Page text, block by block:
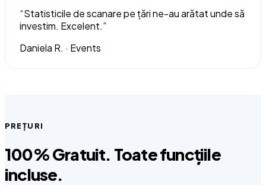
“Statisticile de scanare pe țări ne-au arătat unde să
investim. Excelent.”
Daniela R. · Events
PREȚURI
100% Gratuit. Toate funcțiile
incluse.